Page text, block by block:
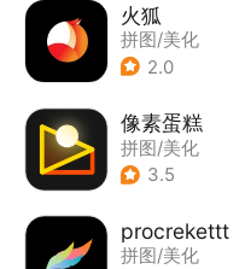
火狐
拼图/美化
2.0
像素蛋糕
拼图/美化
3.5
procrekettt
拼图/美化